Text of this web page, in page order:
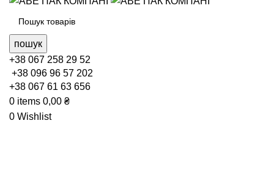
пошук
+38 067 258 29 52
+38 096 96 57 202
+38 067 61 63 656
0 items 0,00 ₴
0 Wishlist